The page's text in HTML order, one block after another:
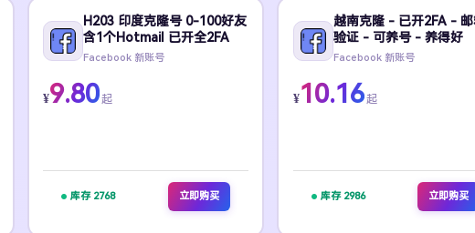
H203 印度克隆号 0-100好友
含1个Hotmail 已开全2FA
Facebook 新账号
¥9.80起
库存 2768 立即购买
越南克隆 - 已开2FA - 邮
验证 - 可养号 - 养得好
Facebook 新账号
¥10.16起
库存 2986 立即购买